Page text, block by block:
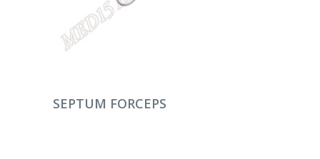
DEVAMINI OKU
SEPTUM FORCEPS